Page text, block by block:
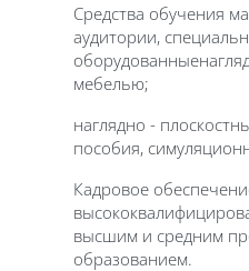
Средства обучения
аудитории,
мебелью;
наглядно -
пособия,
Кадровое
высшим и средним
образованием.